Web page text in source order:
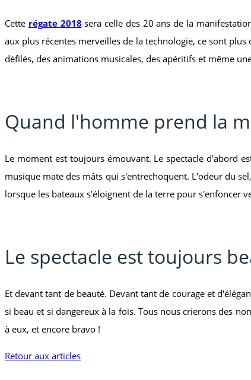
Cette régate 2018 sera celle des 20 ans de la
aux plus récentes merveilles de la technologie, ce sont
défilés, des animations musicales, des apéritifs et même
Quand l'homme prend la
Le moment est toujours émouvant. Le spectacle d'abord
musique mate des mâts qui s'entrechoquent. L'odeur du
lorsque les bateaux s'éloignent de la terre pour s'enfoncer
Le spectacle est toujours
Et devant tant de beauté. Devant tant de courage et
si beau et si dangereux à la fois. Tous nous crierons des
à eux, et encore bravo !
Retour aux articles